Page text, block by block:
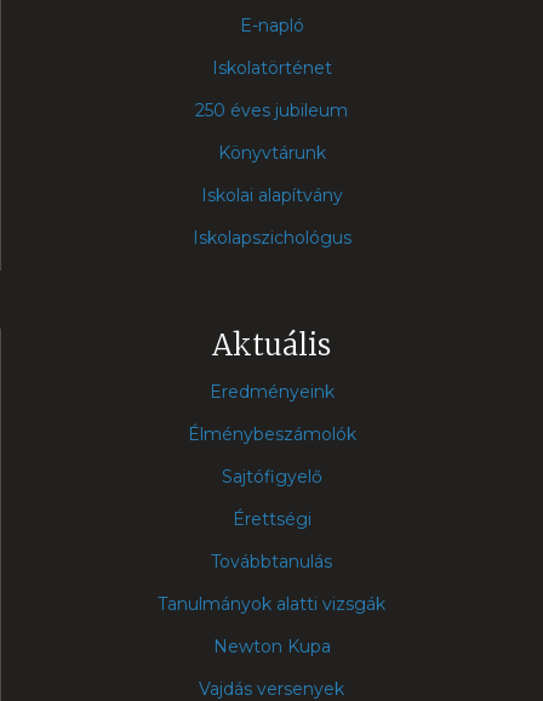
E-napló
Iskolatörténet
250 éves jubileum
Könyvtárunk
Iskolai alapítvány
Iskolapszichológus
Aktuális
Eredményeink
Élménybeszámolók
Sajtófigyelő
Érettségi
Továbbtanulás
Tanulmányok alatti vizsgák
Newton Kupa
Vajdás versenyek